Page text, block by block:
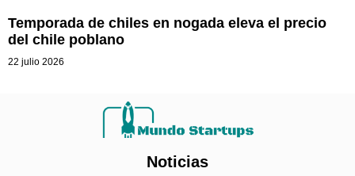
Temporada de chiles en nogada eleva el precio
del chile poblano
22 julio 2026
Noticias